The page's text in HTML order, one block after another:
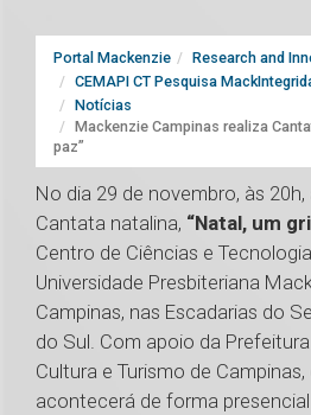
Portal Mackenzie
Research and
CEMAPI CT Pesquisa
Notícias
Mackenzie Campinas realiza
paz”
No dia 29 de novembro, às
Cantata natalina, “Natal, um
Centro de Ciências e
Universidade Presbiteriana
Campinas, nas Escadarias do
do Sul. Com apoio da
Cultura e Turismo de
acontecerá de forma